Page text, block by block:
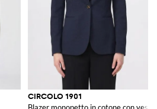
CIRCOLO 1901